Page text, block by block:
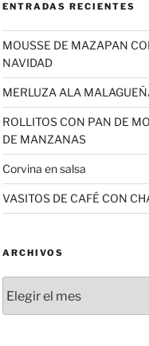
ENTRADAS RECIENTES
MOUSSE DE MAZAPAN
NAVIDAD
MERLUZA ALA
ROLLITOS CON PAN DE
DE MANZANAS
Corvina en salsa
VASITOS DE CAFÉ CON
ARCHIVOS